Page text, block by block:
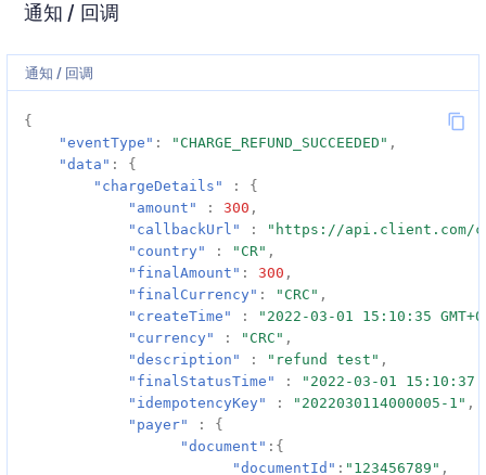
通知 / 回调
通知 / 回调
{
"eventType" : "CHARGE_REFUND_SUCCEEDED" ,
"data" :
{
"chargeDetails"
:
{
"amount"
: 300 ,
"callbackUrl"
:
"https://api.client.com/
"country"
: "CR" ,
"finalAmount" : 300 ,
"finalCurrency" : "CRC" ,
"createTime"
:
"2022-03-01 15:10:35
"currency"
: "CRC" ,
"description"
: "refund test" ,
"finalStatusTime"
:
"2022-03-01 15:10:37
"idempotencyKey"
: "2022030114000005-1" ,
"payer"
:
{
"document" :{
"documentId" : "123456789" ,